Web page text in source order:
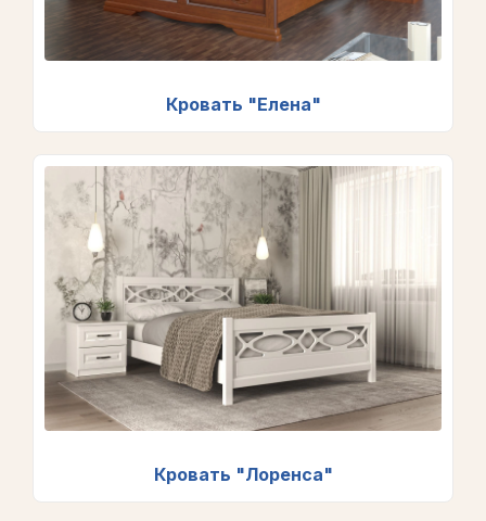
Кровать "Елена"
Кровать "Лоренса"